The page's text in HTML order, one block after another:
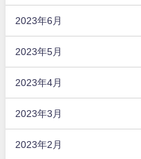
2023年6月
2023年5月
2023年4月
2023年3月
2023年2月